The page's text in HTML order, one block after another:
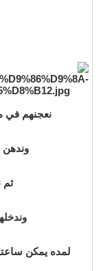
نعجنهم في
وندهن
ثم
لمده يمكن